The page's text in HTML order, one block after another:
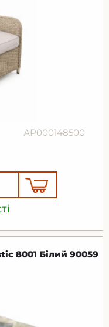
АР000148500
8001 Білий 90059